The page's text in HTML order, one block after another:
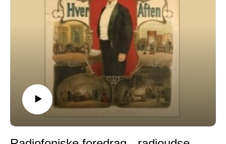
3. episode: 14. maj 2025
4. episode: 28. maj 2025 - Bonusepisode om
Radiofoniske foredrag